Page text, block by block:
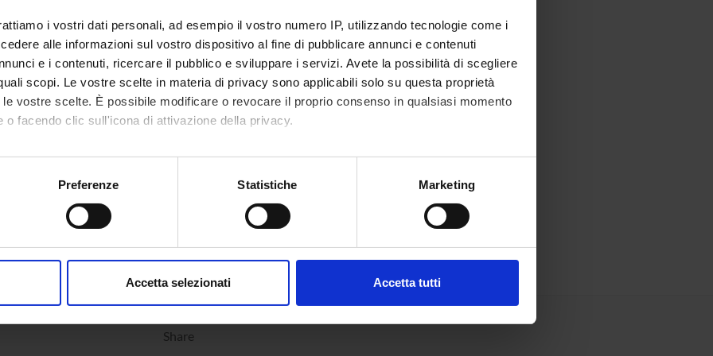
i vostri dati personali, ad esempio il vostro numero IP, utilizzando tecnologie come i
alle informazioni sul vostro dispositivo al fine di pubblicare annunci e contenuti
e i contenuti, ricercare il pubblico e sviluppare i servizi. Avete la possibilità di scegliere
scopi. Le vostre scelte in materia di privacy sono applicabili solo su questa proprietà
vostre scelte. È possibile modificare o revocare il proprio consenso in qualsiasi momento
o facendo clic sull'icona di attivazione della privacy.
anche:
sulla tua posizione geografica, con un'approssimazione di qualche metro,
in qualsiasi momento dalla Dichiarazione sui cookie.
e social media, i quali potrebbero combinarle con altre informazioni che hai fornito loro o
Preferenze Statistiche Marketing
Accetta selezionati Accetta tutti
Share